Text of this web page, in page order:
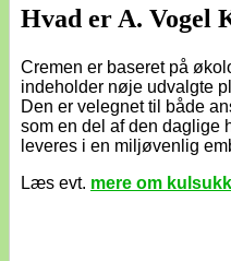
Hvad er A. Vogel
Cremen er baseret på
indeholder nøje udvalgte
Den er velegnet til både
som en del af den daglige
leveres i en miljøvenlig
Læs evt. mere om